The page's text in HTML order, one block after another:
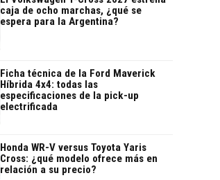
caja de ocho marchas, ¿qué se
espera para la Argentina?
Ficha técnica de la Ford Maverick
Híbrida 4x4: todas las
especificaciones de la pick-up
electrificada
Honda WR-V versus Toyota Yaris
Cross: ¿qué modelo ofrece más en
relación a su precio?